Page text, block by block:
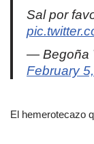
Sal por
— Begoña
February
El hemerotecazo